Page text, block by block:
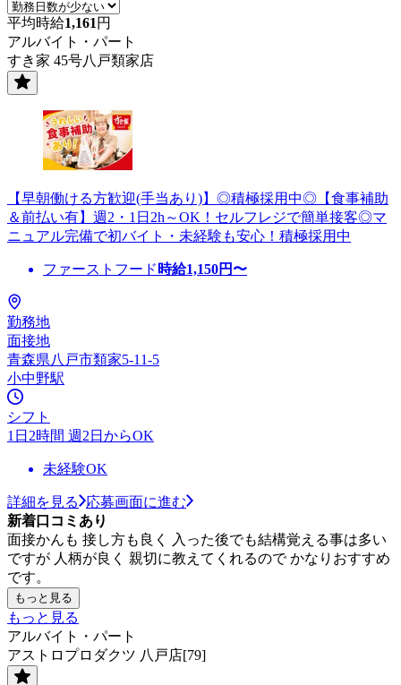
平均時給1,161 円
アルバイト・パート
すき家 45号八戸類家店
【早朝働ける方歓迎(手当あり)】◎積極採用中◎【食事補助
＆前払い有】週2・1日2h～OK！セルフレジで簡単接客◎マ
ニュアル完備で初バイト・未経験も安心！積極採用中
ファーストフード 時給1,150円〜
勤務地
面接地
青森県八戸市類家5-11-5
小中野駅
シフト
1日2時間 週2日からOK
未経験OK
詳細を見る
応募画面に進む
新着口コミあり
面接かんも 接し方も良く 入った後でも結構覚える事は多い
ですが 人柄が良く 親切に教えてくれるので かなりおすすめ
です。
もっと見る
もっと見る
アルバイト・パート
アストロプロダクツ 八戸店[79]